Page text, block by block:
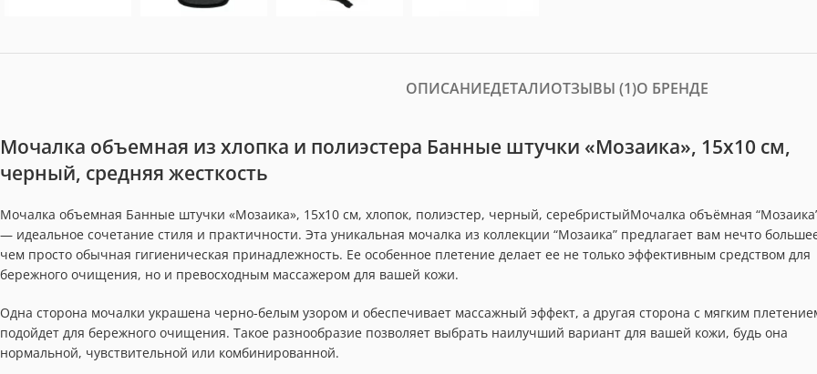
ОПИСАНИЕДЕТАЛИОТЗЫВЫ (1)О БРЕНДЕ
Мочалка объемная из хлопка и полиэстера Банные штучки «Мозаика», 15х10 см,
черный, средняя жесткость
Мочалка объемная Банные штучки «Мозаика», 15х10 см, хлопок, полиэстер, черный, серебристыйМочалка объёмная
— идеальное сочетание стиля и практичности. Эта уникальная мочалка из коллекции “Мозаика” предлагает вам нечто
чем просто обычная гигиеническая принадлежность. Ее особенное плетение делает ее не только эффективным средством для
бережного очищения, но и превосходным массажером для вашей кожи.
Одна сторона мочалки украшена черно-белым узором и обеспечивает массажный эффект, а другая сторона с мягким
подойдет для бережного очищения. Такое разнообразие позволяет выбрать наилучший вариант для вашей кожи, будь она
нормальной, чувствительной или комбинированной.